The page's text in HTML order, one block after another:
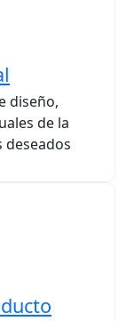
diseño,
de la
deseados